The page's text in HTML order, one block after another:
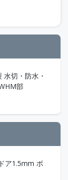
切・防水・
部
ア1.5mm ボ